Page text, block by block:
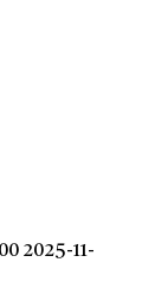
2025-11-